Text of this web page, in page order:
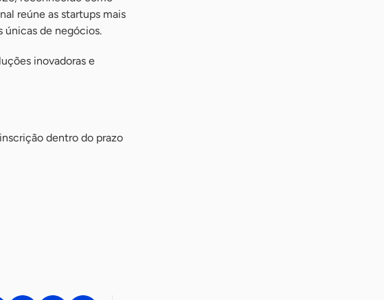
reúne as startups mais
únicas de negócios.
inovadoras e
dentro do prazo